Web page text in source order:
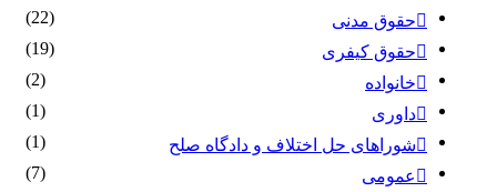
حقوق مدنی
(22)
حقوق کیفری
(19)
خانواده
(2)
داوری
(1)
شوراهای حل اختلاف و دادگاه صلح
(1)
عمومی
(7)